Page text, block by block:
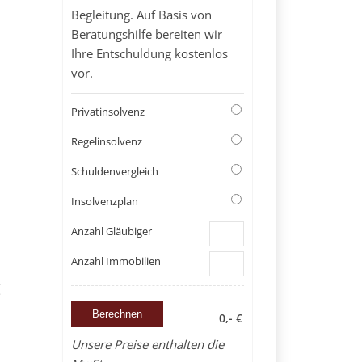
Begleitung. Auf Basis von
Beratungshilfe bereiten wir
Ihre Entschuldung kostenlos
vor.
Privatinsolvenz
Regelinsolvenz
Schuldenvergleich
Insolvenzplan
Anzahl Gläubiger
Anzahl Immobilien
0,- €
Unsere Preise enthalten die